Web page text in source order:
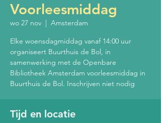
Voorleesmiddag
wo 27 nov
  |
Amsterdam
Elke woensdagmiddag vanaf 14:00 uur
organiseert Buurthuis de Bol, in
samenwerking met de Openbare
Bibliotheek Amsterdam voorleesmiddag in
Buurthuis de Bol. Inschrijven niet nodig
Tijd en locatie